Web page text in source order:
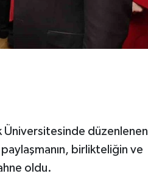
Üniversitesinde düzenlenen
birlikteliğin ve
oldu.